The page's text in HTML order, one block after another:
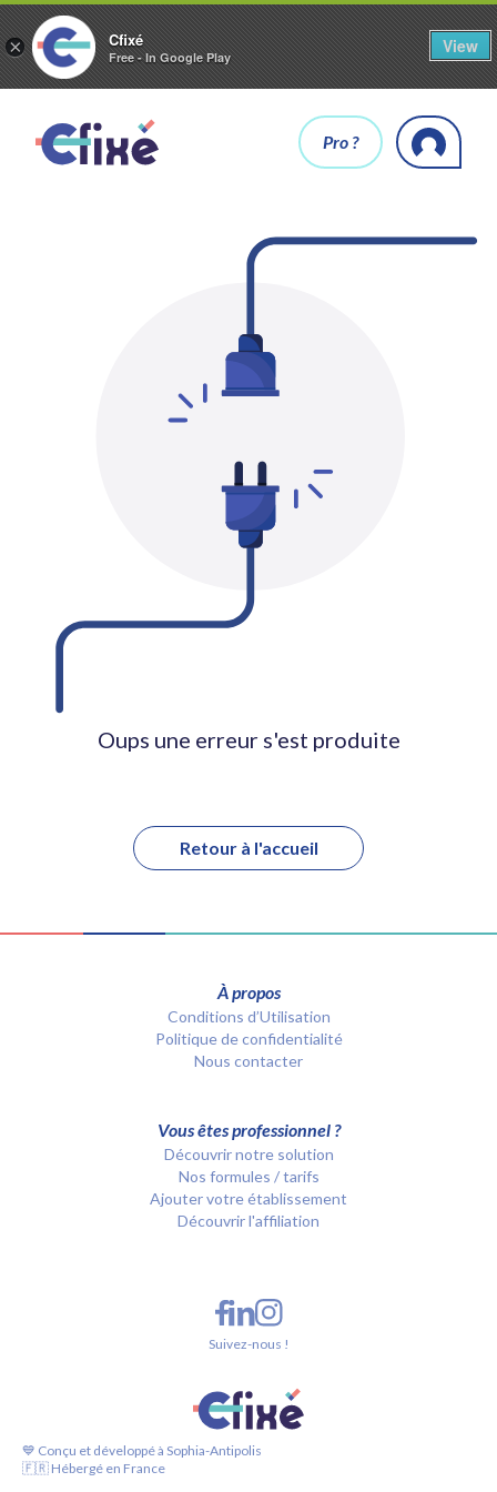
× Cfixé
Free - In Google Play
View
Pro ?
Oups une erreur s'est produite
Retour à l'accueil
À propos
Conditions d’Utilisation
Politique de confidentialité
Nous contacter
Vous êtes professionnel ?
Découvrir notre solution
Nos formules / tarifs
Ajouter votre établissement
Découvrir l'affiliation
💙 Conçu et développé à Sophia-Antipolis
🇫🇷 Hébergé en France
Suivez-nous !